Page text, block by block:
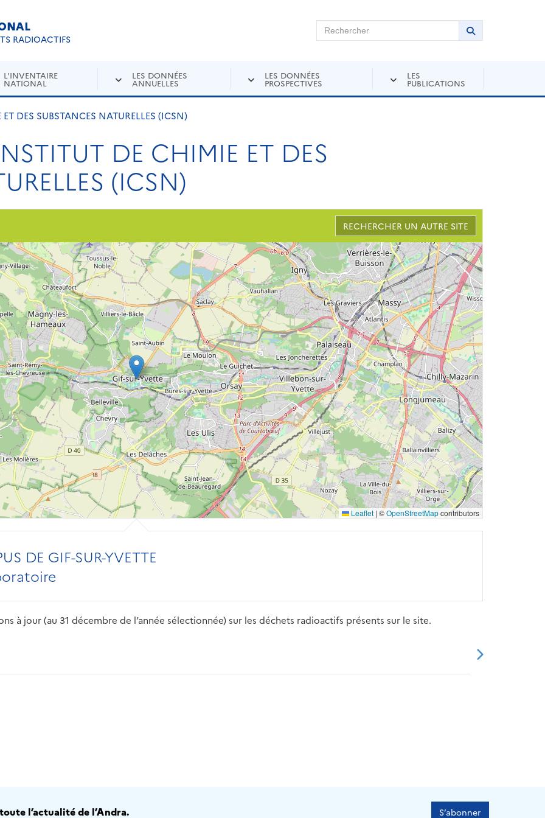
RADIOACTIFS
Rechercher sur Andra Inventaire Rechercher
Lancer la
L'INVENTAIRE
NATIONAL
LES DONNÉES
ANNUELLES
LES DONNÉES
PROSPECTIVES
LES
PUBLICATIONS
DES SUBSTANCES NATURELLES (ICSN)
DE CHIMIE ET DES
(ICSN)
RECHERCHER UN AUTRE SITE
Leaflet | ©OpenStreetMapcontributors
DE GIF-SUR-YVETTE
à jour (au 31 décembre de l’année sélectionnée) sur les déchets radioactifs présents sur le site.
l’actualité de l’Andra. S’abonner